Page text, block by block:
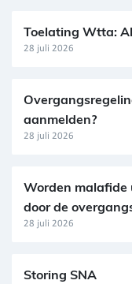
Toelating Wtta:
28 juli 2026
aanmelden?
28 juli 2026
Worden malafide
door de
28 juli 2026
Storing SNA